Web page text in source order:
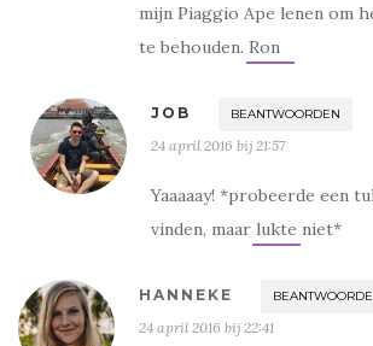
mijn Piaggio Ape lenen om
te behouden. Ron
JOB BEANTWOORDEN
24 april 2016 bij 21:57
Yaaaaay! *probeerde een
vinden, maar lukte niet*
HANNEKE
24 april 2016 bij 22:41